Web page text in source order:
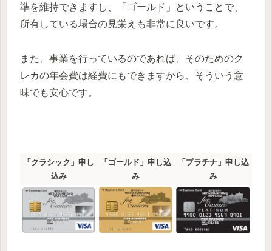
準を維持できますし、「ゴールド」ということで、
所有している場合の見栄えも非常に良いです。
また、事業を行っているのであれば、そのためのク
レカの年会費は経費にもできますから、そういう意
味でも安心です。
「クラシック」申し
込み
「ゴールド」申し込
み
「プラチナ」申し込
み